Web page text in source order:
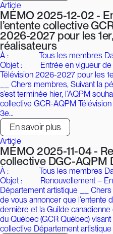
Article
MÉMO 2025-12-02 -
l’entente collective
2026-2027 pour les
réalisateurs
À : Tous les membres
Objet : Entrée en vigueur de
Télévision 2026-2027 pour les
__ Chers membres, Suivant la
s’est terminée hier, l’AQPM
collective GCR-AQPM
3e…
En savoir plus
Article
MÉMO 2025-11-04 -
collective DGC-AQPM
À : Tous les membres
Objet : Renouvellement –
Département artistique __
de vous annoncer que l’entente
dernière et la Guilde
du Québec (GCR Québec)
collective Département artistique